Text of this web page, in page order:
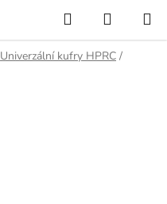
Hledat
KOŠÍK
Univerzální kufry HPRC /